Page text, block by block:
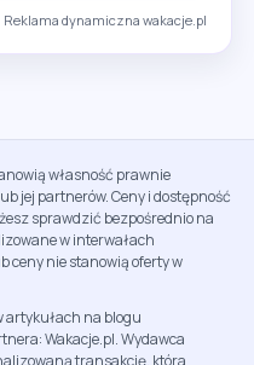
Reklama dynamiczna wakacje.pl
własność prawnie
jej partnerów. Ceny i dostępność
sprawdzić bezpośrednio na
w interwałach
ceny nie stanowią oferty w
artykułach na blogu
Wakacje.pl. Wydawca
transakcję, która